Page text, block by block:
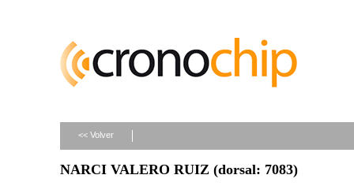
<< Volver
NARCI VALERO RUIZ (dorsal: 7083)